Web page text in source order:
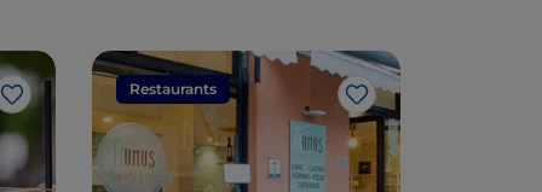
Like
Restaurants
Like